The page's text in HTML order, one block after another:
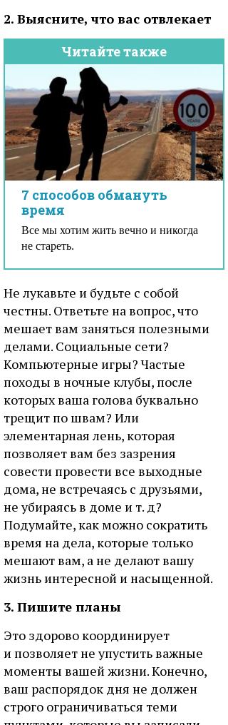
2. Выясните, что вас отвлекает
Читайте также
7 способов обмануть
время
Все мы хотим жить вечно и никогда
не стареть.
Не лукавьте и будьте с собой
честны. Ответьте на вопрос, что
мешает вам заняться полезными
делами. Социальные сети?
Компьютерные игры? Частые
походы в ночные клубы, после
которых ваша голова буквально
трещит по швам? Или
элементарная лень, которая
позволяет вам без зазрения
совести провести все выходные
дома, не встречаясь с друзьями,
не убираясь в доме и т. д?
Подумайте, как можно сократить
время на дела, которые только
мешают вам, а не делают вашу
жизнь интересной и насыщенной.
3. Пишите планы
Это здорово координирует
и позволяет не упустить важные
моменты вашей жизни. Конечно,
ваш распорядок дня не должен
строго ограничиваться теми